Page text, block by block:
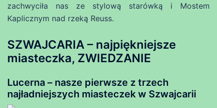
zachwyciła nas ze stylową starówką i Mostem
Kaplicznym nad rzeką Reuss.
SZWAJCARIA – najpiękniejsze
miasteczka, ZWIEDZANIE
Lucerna – nasze pierwsze z trzech
najładniejszych miasteczek w Szwajcarii